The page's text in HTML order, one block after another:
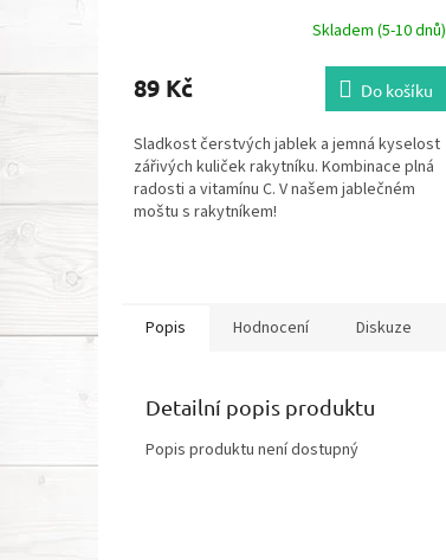
Skladem (5-10 dnů)
89 Kč Do košíku
Sladkost čerstvých jablek a jemná kyselost
zářivých kuliček rakytníku. Kombinace plná
radosti a vitamínu C. V našem jablečném
moštu s rakytníkem!
Popis Hodnocení Diskuze
Detailní popis produktu
Popis produktu není dostupný